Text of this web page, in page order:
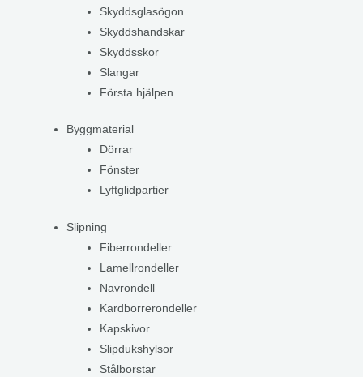
Skyddsglasögon
Skyddshandskar
Skyddsskor
Slangar
Första hjälpen
Byggmaterial
Dörrar
Fönster
Lyftglidpartier
Slipning
Fiberrondeller
Lamellrondeller
Navrondell
Kardborrerondeller
Kapskivor
Slipdukshylsor
Stålborstar